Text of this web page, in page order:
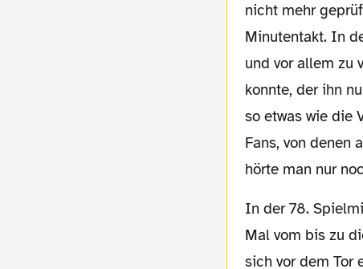
nicht mehr
Minutentakt. In
und vor allem zu
konnte, der ihn
so etwas wie die
Fans, von denen
hörte man nur
In der 78. Spielminute wurde Aubameyang erneut per Steilpass in Szene gesetzt, dieses
Mal vom bis zu
sich vor dem Tor